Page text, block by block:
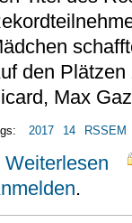
den
Max
2017 14 RSSEM
Weiterlesen
.